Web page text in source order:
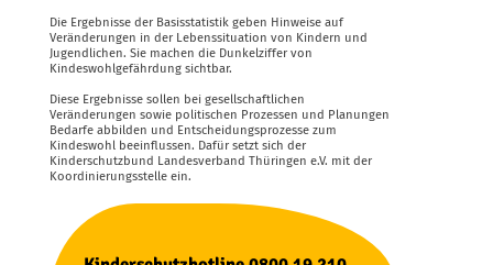
Die Ergebnisse der Basisstatistik geben Hinweise auf
Veränderungen in der Lebenssituation von Kindern und
Jugendlichen. Sie machen die Dunkelziffer von
Kindeswohlgefährdung sichtbar.
Diese Ergebnisse sollen bei gesellschaftlichen
Veränderungen sowie politischen Prozessen und Planungen
Bedarfe abbilden und Entscheidungsprozesse zum
Kindeswohl beeinflussen. Dafür setzt sich der
Kinderschutzbund Landesverband Thüringen e.V. mit der
Koordinierungsstelle ein.